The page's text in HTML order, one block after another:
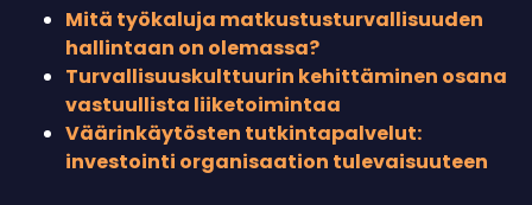
Mitä työkaluja matkustusturvallisuuden
hallintaan on olemassa?
Turvallisuuskulttuurin kehittäminen osana
vastuullista liiketoimintaa
Väärinkäytösten tutkintapalvelut:
investointi organisaation tulevaisuuteen